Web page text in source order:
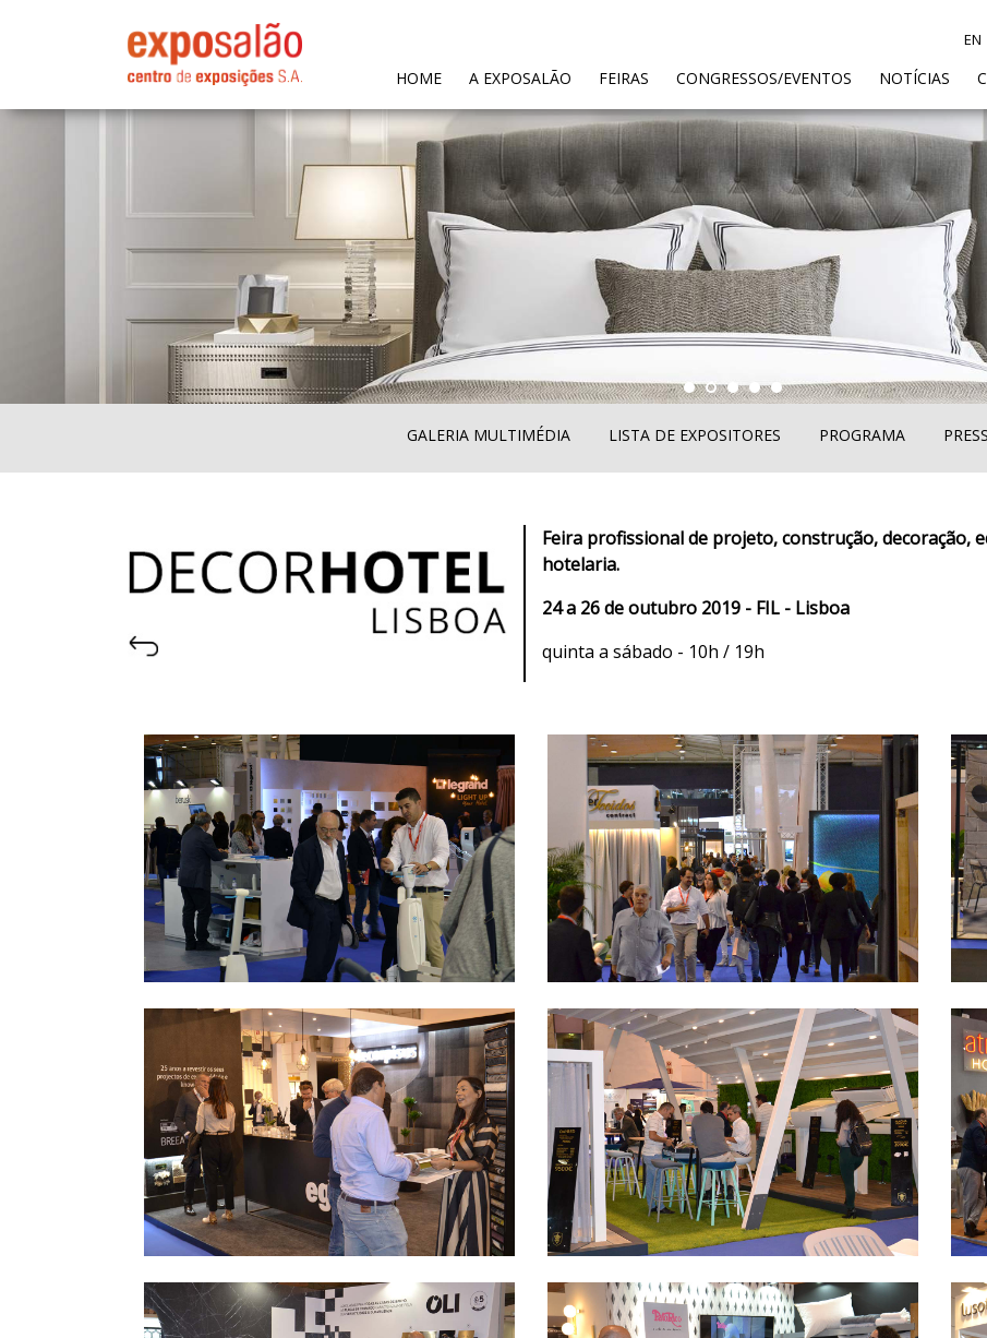
HOME(CURRENT)
A EXPOSALÃO FEIRAS CONGRESSOS/EVENTOS NOTÍCIAS
EN
GALERIA MULTIMÉDIA LISTA DE EXPOSITORES PROGRAMA
Feira profissional de projeto, construção, decoração,
hotelaria.
24 a 26 de outubro 2019 - FIL - Lisboa
quinta a sábado - 10h / 19h